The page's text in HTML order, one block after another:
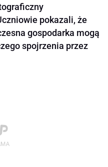
pokazali, że
gospodarka mogą
spojrzenia przez